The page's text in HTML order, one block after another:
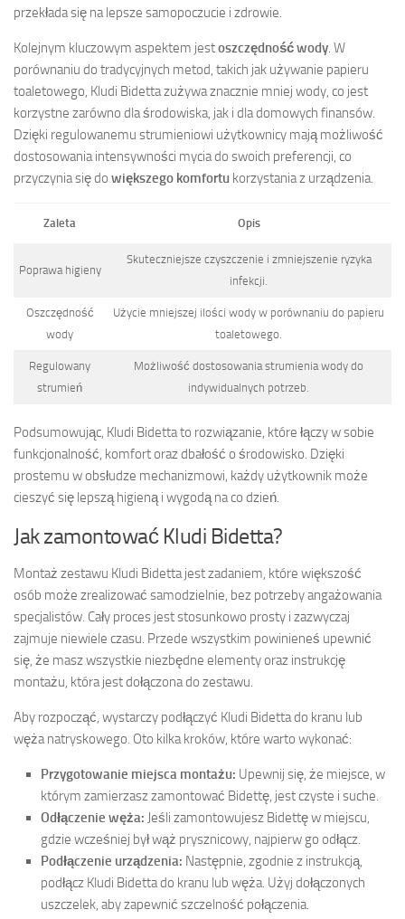
przekłada się na lepsze samopoczucie i zdrowie.
Kolejnym kluczowym aspektem jestoszczędność wody . W
porównaniu do tradycyjnych metod, takich jak używanie papieru
toaletowego, Kludi Bidetta zużywa znacznie mniej wody, co jest
korzystne zarówno dla środowiska, jak i dla domowych finansów.
Dzięki regulowanemu strumieniowi użytkownicy mają możliwość
dostosowania intensywności mycia do swoich preferencji, co
przyczynia się do większego komfortu korzystania z urządzenia.
Zaleta Opis
Poprawa higieny
Skuteczniejsze czyszczenie i zmniejszenie ryzyka
infekcji.
Oszczędność
wody
Użycie mniejszej ilości wody w porównaniu do papieru
toaletowego.
Regulowany
strumień
Możliwość dostosowania strumienia wody do
indywidualnych potrzeb.
Podsumowując, Kludi Bidetta to rozwiązanie, które łączy w sobie
funkcjonalność, komfort oraz dbałość o środowisko. Dzięki
prostemu w obsłudze mechanizmowi, każdy użytkownik może
cieszyć się lepszą higieną i wygodą na co dzień.
Jak zamontować Kludi Bidetta?
Montaż zestawu Kludi Bidetta jest zadaniem, które większość
osób może zrealizować samodzielnie, bez potrzeby angażowania
specjalistów. Cały proces jest stosunkowo prosty i zazwyczaj
zajmuje niewiele czasu. Przede wszystkim powinieneś upewnić
się, że masz wszystkie niezbędne elementy oraz instrukcję
montażu, która jest dołączona do zestawu.
Aby rozpocząć, wystarczy podłączyć Kludi Bidetta do kranu lub
węża natryskowego. Oto kilka kroków, które warto wykonać:
Przygotowanie miejsca montażu: Upewnij się, że miejsce, w
którym zamierzasz zamontować Bidettę, jest czyste i suche.
Odłączenie węża: Jeśli zamontowujesz Bidettę w miejscu,
gdzie wcześniej był wąż prysznicowy, najpierw go odłącz.
Podłączenie urządzenia: Następnie, zgodnie z instrukcją,
podłącz Kludi Bidetta do kranu lub węża. Użyj dołączonych
uszczelek, aby zapewnić szczelność połączenia.